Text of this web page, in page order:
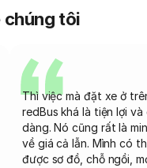
chúng tôi
Thì việc mà đặt xe ở
redBus khá là tiện lợi và
dàng. Nó cũng rất là
về giá cả lẫn. Mình có
được sơ đồ, chỗ ngồi,